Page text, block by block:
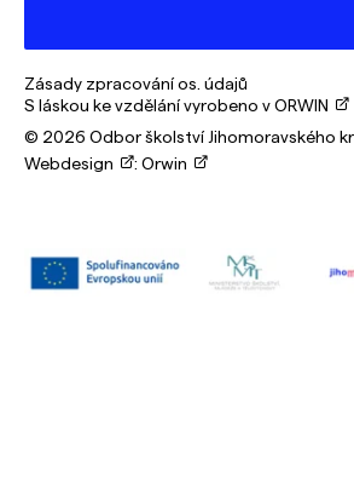
Zásady zpracování os. údajů
S láskou ke vzdělání vyrobeno v ORWIN
© 2026 Odbor školství Jihomoravského
Webdesign
: Orwin